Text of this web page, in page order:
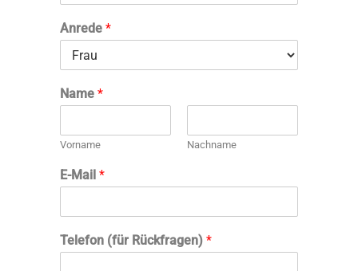
Anrede *
Name *
Vorname Nachname
E-Mail *
Telefon (für Rückfragen) *